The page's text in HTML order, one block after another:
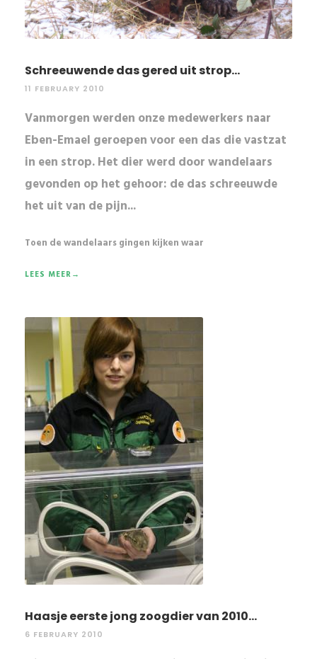
Schreeuwende das gered uit strop...
11 FEBRUARY 2010
Vanmorgen werden onze medewerkers naar
Eben-Emael geroepen voor een das die vastzat
in een strop. Het dier werd door wandelaars
gevonden op het gehoor: de das schreeuwde
het uit van de pijn...
Toen de wandelaars gingen kijken waar
LEES MEER→
Haasje eerste jong zoogdier van 2010...
6 FEBRUARY 2010